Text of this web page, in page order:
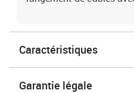
Caractéristiques
Garantie légale